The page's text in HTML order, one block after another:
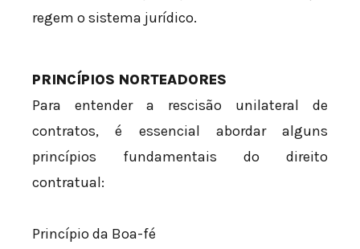
regem o sistema jurídico.
PRINCÍPIOS NORTEADORES
Para entender a rescisão unilateral de
contratos, é essencial abordar alguns
princípios fundamentais do direito
contratual:
Princípio da Boa-fé